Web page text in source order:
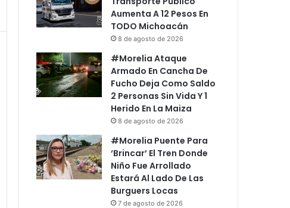
Aumenta A 12 Pesos En
TODO Michoacán
8 de agosto de 2026
#Morelia Ataque
Armado En Cancha De
Fucho Deja Como Saldo
2 Personas Sin Vida Y 1
Herido En La Maiza
8 de agosto de 2026
#Morelia Puente Para
‘Brincar’ El Tren Donde
Niño Fue Arrollado
Estará Al Lado De Las
Burguers Locas
7 de agosto de 2026